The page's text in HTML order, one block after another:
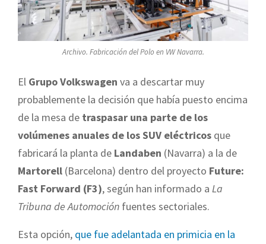
Archivo. Fabricación del Polo en VW Navarra.
El Grupo Volkswagen va a descartar muy
probablemente la decisión que había puesto encima
de la mesa de traspasar una parte de los
volúmenes anuales de los SUV eléctricos que
fabricará la planta de Landaben (Navarra) a la de
Martorell (Barcelona) dentro del proyecto Future:
Fast Forward (F3), según han informado a La
Tribuna de Automoción fuentes sectoriales.
Esta opción, que fue adelantada en primicia en la